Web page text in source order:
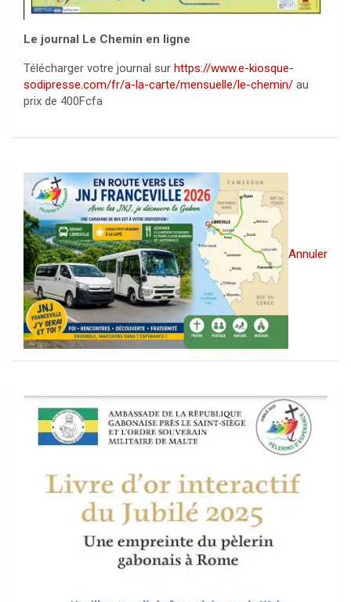
Le journal Le Chemin en ligne
Télécharger votre journal sur https://www.e-kiosque-
sodipresse.com/fr/a-la-carte/mensuelle/le-chemin/ au
prix de 400Fcfa
Annuler